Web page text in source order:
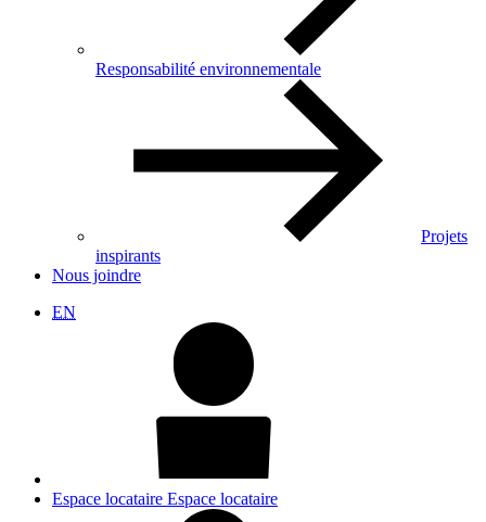
Responsabilité environnementale
Projets
inspirants
Nous joindre
EN
Espace locataire Espace locataire